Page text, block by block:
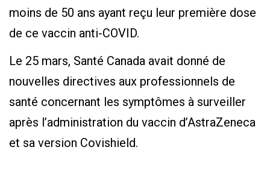
moins de 50 ans ayant reçu leur première dose
de ce vaccin anti-COVID.
Le 25 mars, Santé Canada avait donné de
nouvelles directives aux professionnels de
santé concernant les symptômes à surveiller
après l’administration du vaccin d’AstraZeneca
et sa version Covishield.